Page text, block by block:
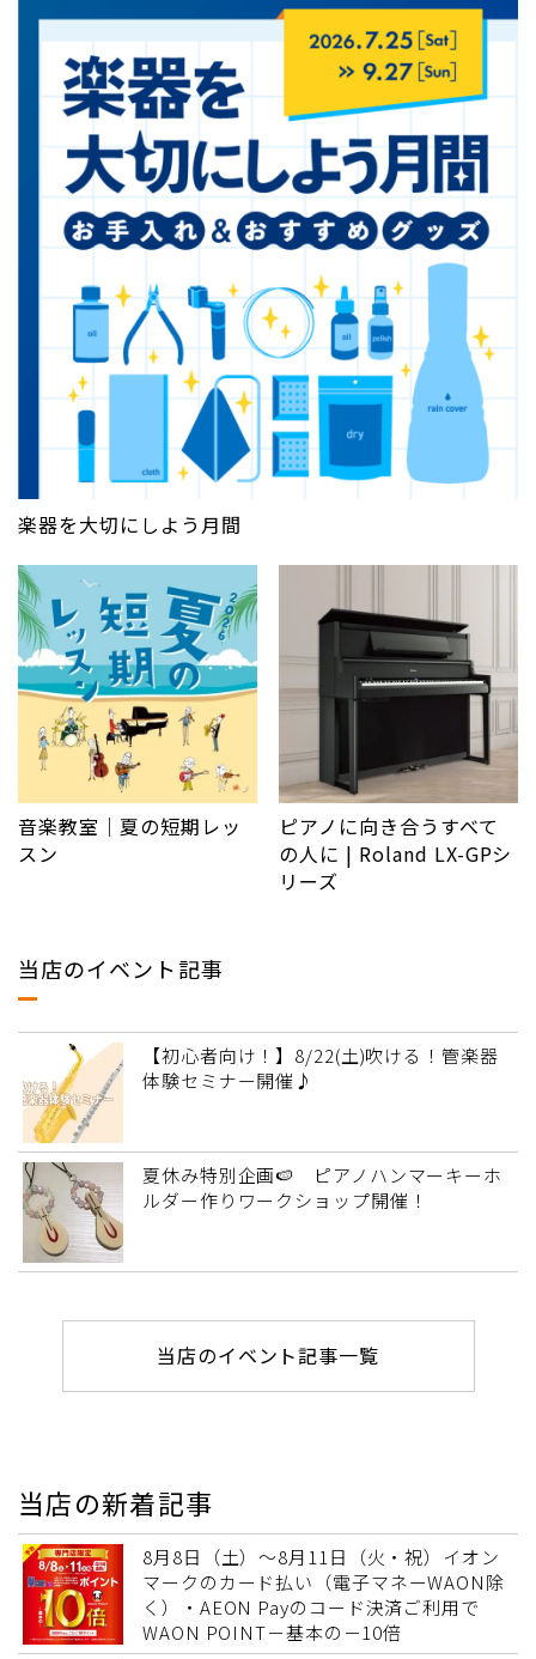
楽器を大切にしよう月間
音楽教室｜夏の短期レッ
スン
ピアノに向き合うすべて
の人に | Roland LX-GPシ
リーズ
当店のイベント記事
【初心者向け！】8/22(土)吹ける！管楽器
体験セミナー開催♪
夏休み特別企画🍉 ピアノハンマーキーホ
ルダー作りワークショップ開催！
当店のイベント記事一覧
当店の新着記事
8月8日（土）～8月11日（火・祝）イオン
マークのカード払い（電子マネーWAON除
く）・AEON Payのコード決済ご利用で
WAON POINT－基本の－10倍